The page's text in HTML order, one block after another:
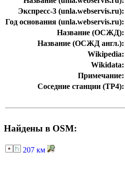
Экспресс-3 (unla.webservis.ru):
Год основания (unla.webservis.ru):
Название (ОСЖД):
Название (ОСЖД англ.):
Wikipedia:
Wikidata:
Примечание:
Соседние станции (ТР4):
Найдены в OSM:
207 км